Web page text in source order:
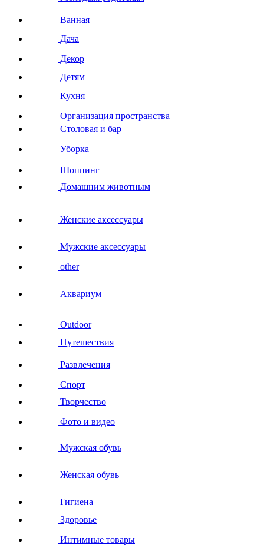
Ванная
Дача
Декор
Детям
Кухня
Организация пространства
Столовая и бар
Уборка
Шоппинг
Домашним животным
Женские аксессуары
Мужские аксессуары
other
Аквариум
Outdoor
Путешествия
Развлечения
Спорт
Творчество
Фото и видео
Мужская обувь
Женская обувь
Гигиена
Здоровье
Интимные товары